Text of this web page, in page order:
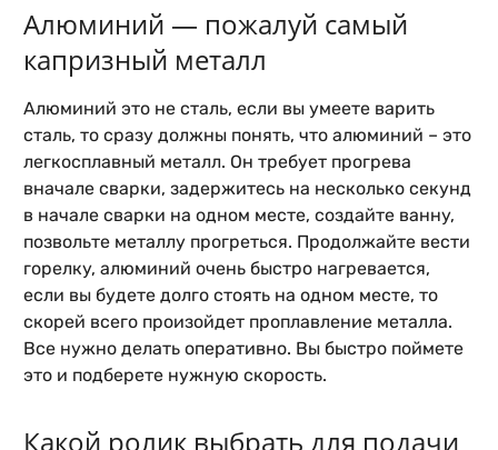
Алюминий — пожалуй самый
капризный металл
Алюминий это не сталь, если вы умеете варить
сталь, то сразу должны понять, что алюминий – это
легкосплавный металл. Он требует прогрева
вначале сварки, задержитесь на несколько секунд
в начале сварки на одном месте, создайте ванну,
позвольте металлу прогреться. Продолжайте вести
горелку, алюминий очень быстро нагревается,
если вы будете долго стоять на одном месте, то
скорей всего произойдет проплавление металла.
Все нужно делать оперативно. Вы быстро поймете
это и подберете нужную скорость.
Какой ролик выбрать для подачи